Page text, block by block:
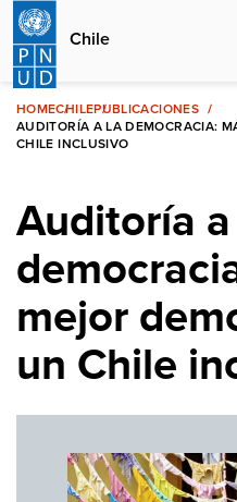
Pasar
contenido
principal
Chile
HOMECHILEPUBLICACIONES
AUDITORÍA A LA DEMOCRACIA:
CHILE INCLUSIVO
Auditoría
mejor
un Chile